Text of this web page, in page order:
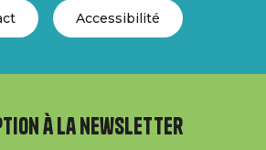
Accessibilité
à la newsletter